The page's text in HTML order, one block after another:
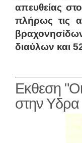
απευθείας
πλήρως τις
διαύλων και
Εκθεση
στην Υδρα